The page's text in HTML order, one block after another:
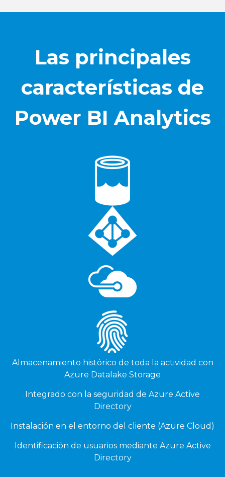
Las principales
características de
Power BI Analytics
Almacenamiento histórico de toda la actividad con
Azure Datalake Storage
Integrado con la seguridad de Azure Active
Directory
Instalación en el entorno del cliente (Azure Cloud)
Identificación de usuarios mediante Azure Active
Directory